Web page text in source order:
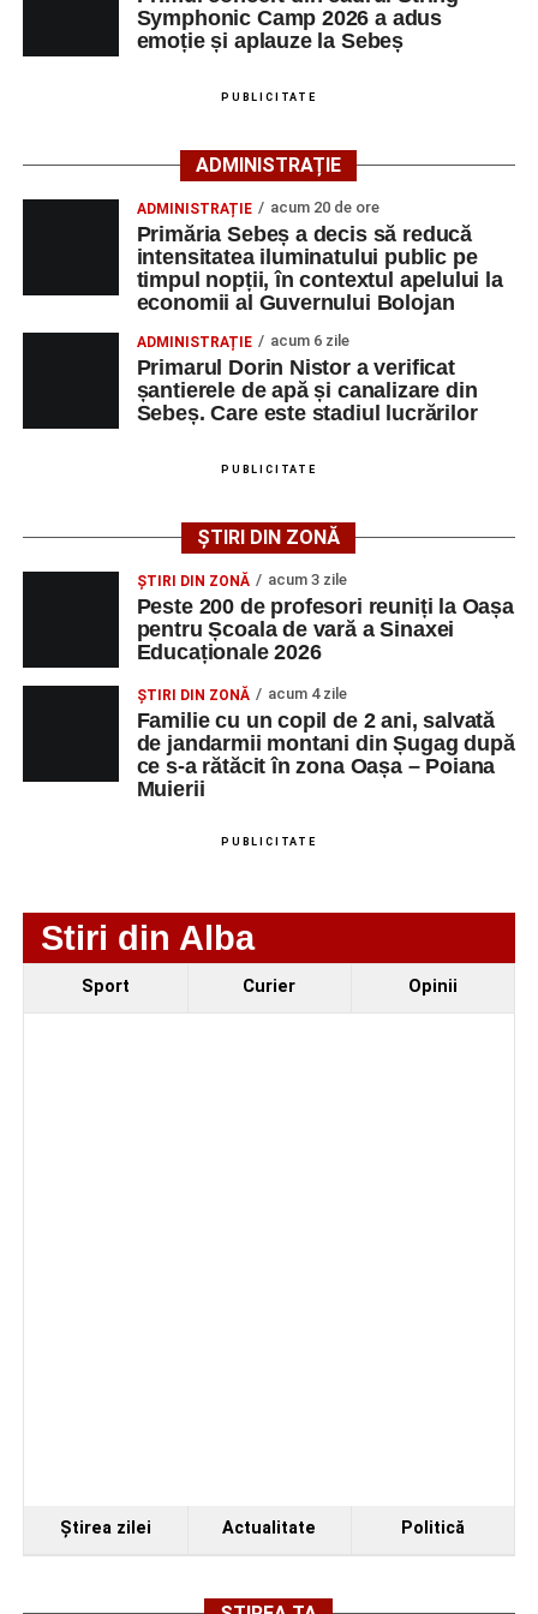
Adaugă-ne ca sursă preferată
Urmărește-ne pe Google News
Ultimele știri din Sebeș
Primăria Sebeș a decis să reducă intensitatea
iluminatului public pe timpul nopții, în contextul
apelului la economii al Guvernului Bolojan
Duminică, 23 august 2026, Râpa Roșie găzduiește
cea de-a III-a ediție a concursului „CicloAventurier
de Sebeș”
Primul concert din cadrul String Symphonic Camp
Facebook Messenger WhatsApp Twitter/X Email
participă, timp de o săptămână, la cursuri de
perfecționare, repetiții și activități artistice desfășurate sub
După mai multe zile de pregătire intensivă, participanții
public. Fiecare interpretare a evidențiat nivelul artistic al
tinerilor muzicieni și munca depusă în cadrul taberei, iar
spectatorii au răsplătit prestațiile cu aplauze îndelungate.
Evenimentul face parte din programul
String Symphonic
Camp 2026, proiect susținut deRotary Club Alba Iulia,
Organizatorii au transmis că recitalul de la Sebeș
reprezintă doar începutul unei serii de concerte care vor
județul Alba ocazia de a descoperi tineri interpreți talentați
Symphonic Camp 2026 a adus
emoție și aplauze la Sebeș
PUBLICITATE
ADMINISTRAȚIE
ADMINISTRAȚIE acum 20 de ore
Primăria Sebeș a decis să reducă
intensitatea iluminatului public pe
timpul nopții, în contextul apelului la
economii al Guvernului Bolojan
ADMINISTRAȚIE acum 6 zile
Primarul Dorin Nistor a verificat
șantierele de apă și canalizare din
Sebeș. Care este stadiul lucrărilor
PUBLICITATE
ȘTIRI DIN ZONĂ
ȘTIRI DIN ZONĂ acum 3 zile
Peste 200 de profesori reuniți la Oașa
pentru Școala de vară a Sinaxei
Educaționale 2026
ȘTIRI DIN ZONĂ acum 4 zile
Familie cu un copil de 2 ani, salvată
de jandarmii montani din Șugag după
ce s-a rătăcit în zona Oașa – Poiana
Muierii
PUBLICITATE
Stiri din Alba
Sport Curier Opinii
Ştirea zilei Actualitate Politică